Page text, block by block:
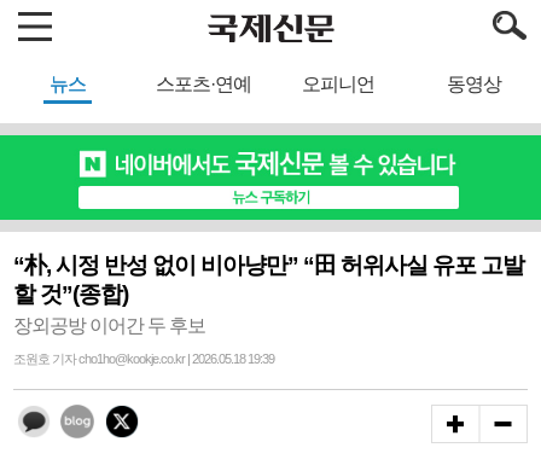
뉴스 스포츠·연예 오피니언 동영상
“朴, 시정 반성 없이 비아냥만” “田 허위사실 유포 고발
할 것”(종합)
장외공방 이어간 두 후보
조원호 기자 cho1ho@kookje.co.kr | 2026.05.18 19:39